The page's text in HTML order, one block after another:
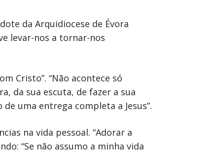
da Arquidiocese de Évora
levar-nos a tornar-nos
Cristo”. “Não acontece só
da sua escuta, de fazer a sua
uma entrega completa a Jesus”.
na vida pessoal. “Adorar a
“Se não assumo a minha vida